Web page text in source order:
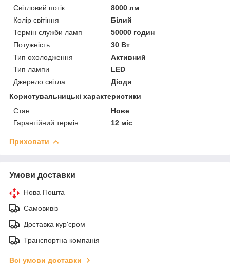
Світловий потік
8000 лм
Колір світіння
Білий
Термін служби ламп
50000 годин
Потужність
30 Вт
Тип охолодження
Активний
Тип лампи
LED
Джерело світла
Діоди
Користувальницькі характеристики
Стан
Нове
Гарантійний термін
12 міс
Приховати
Умови доставки
Нова Пошта
Самовивіз
Доставка кур'єром
Транспортна компанія
Всі умови доставки